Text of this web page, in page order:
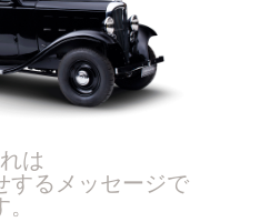
は
するメッセージで